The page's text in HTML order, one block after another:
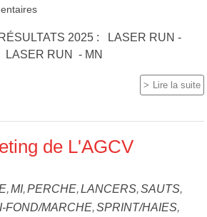
2025 : LASER RUN -
RUN - MN
Lire la suite
de L'AGCV
MI PERCHE LANCERS SAUTS
FOND/MARCHE SPRINT/HAIES